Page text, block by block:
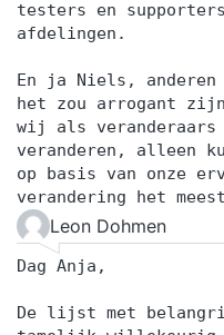
testers en
afdelingen.
En ja Niels,
het zou arrogant
wij als veranderaars
veranderen, alleen
op basis van onze
verandering het
Leon Dohmen
Dag Anja,
De lijst met